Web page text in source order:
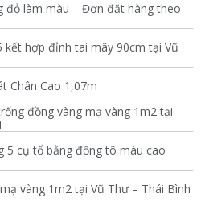
đỏ làm màu – Đơn đặt hàng theo
kết hợp đỉnh tai mây 90cm tại Vũ
Chân Cao 1,07m
đồng vàng mạ vàng 1m2 tại
5 cụ tổ bằng đồng tô màu cao
vàng 1m2 tại Vũ Thư – Thái Bình